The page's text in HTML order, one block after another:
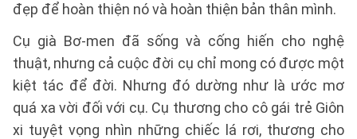
đẹp để hoàn thiện nó và hoàn thiện bản thân mình.
Cụ già Bơ-men đã sống và cống hiến cho nghệ
thuật, nhưng cả cuộc đời cụ chỉ mong có được một
kiệt tác để đời. Nhưng đó dường như là ước mơ
quá xa vời đối với cụ. Cụ thương cho cô gái trẻ Giôn
xi tuyệt vọng nhìn những chiếc lá rơi, thương cho